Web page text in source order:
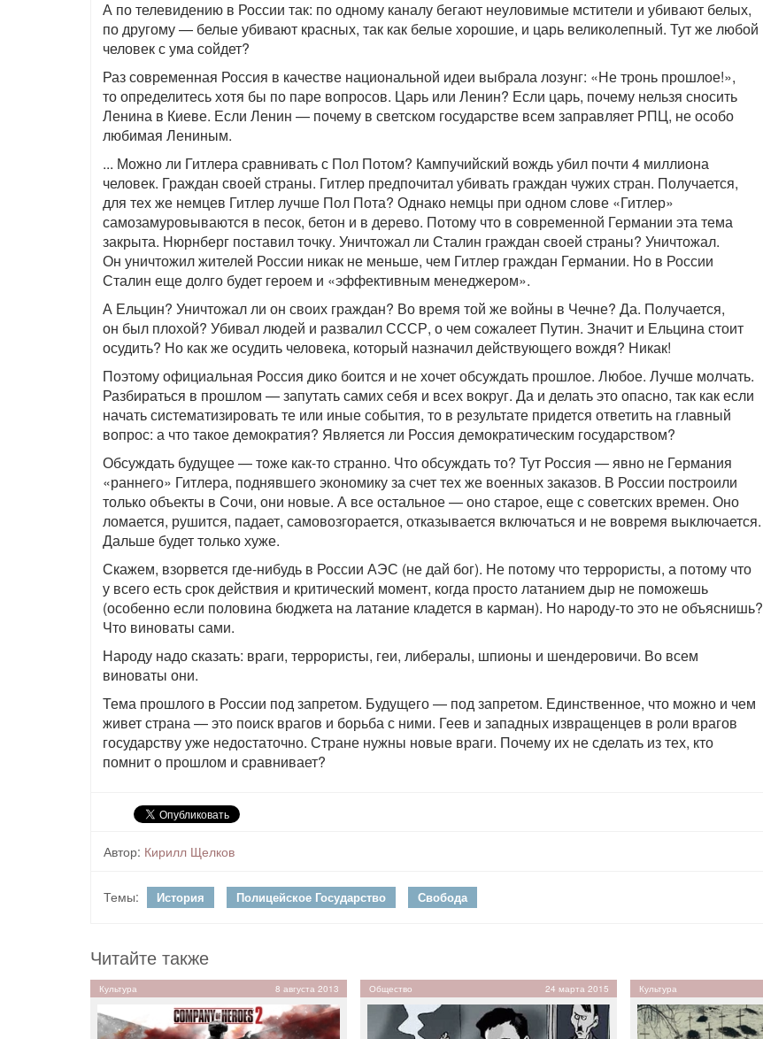
А по телевидению в России так: по одному каналу бегают неуловимые мстители и убивают белых,
по другому — белые убивают красных, так как белые хорошие, и царь великолепный. Тут же любой
человек с ума сойдет?
Раз современная Россия в качестве национальной идеи выбрала лозунг: «Не тронь прошлое!»,
то определитесь хотя бы по паре вопросов. Царь или Ленин? Если царь, почему нельзя сносить
Ленина в Киеве. Если Ленин — почему в светском государстве всем заправляет РПЦ, не особо
любимая Лениным.
... Можно ли Гитлера сравнивать с Пол Потом? Кампучийский вождь убил почти 4 миллиона
человек. Граждан своей страны. Гитлер предпочитал убивать граждан чужих стран. Получается,
для тех же немцев Гитлер лучше Пол Пота? Однако немцы при одном слове «Гитлер»
самозамуровываются в песок, бетон и в дерево. Потому что в современной Германии эта тема
закрыта. Нюрнберг поставил точку. Уничтожал ли Сталин граждан своей страны? Уничтожал.
Он уничтожил жителей России никак не меньше, чем Гитлер граждан Германии. Но в России
Сталин еще долго будет героем и «эффективным менеджером».
А Ельцин? Уничтожал ли он своих граждан? Во время той же войны в Чечне? Да. Получается,
он был плохой? Убивал людей и развалил СССР, о чем сожалеет Путин. Значит и Ельцина стоит
осудить? Но как же осудить человека, который назначил действующего вождя? Никак!
Поэтому официальная Россия дико боится и не хочет обсуждать прошлое. Любое. Лучше молчать.
Разбираться в прошлом — запутать самих себя и всех вокруг. Да и делать это опасно, так как если
начать систематизировать те или иные события, то в результате придется ответить на главный
вопрос: а что такое демократия? Является ли Россия демократическим государством?
Обсуждать будущее — тоже как-то странно. Что обсуждать то? Тут Россия — явно не Германия
«раннего» Гитлера, поднявшего экономику за счет тех же военных заказов. В России построили
только объекты в Сочи, они новые. А все остальное — оно старое, еще с советских времен. Оно
ломается, рушится, падает, самовозгорается, отказывается включаться и не вовремя выключается.
Дальше будет только хуже.
Скажем, взорвется где-нибудь в России АЭС (не дай бог). Не потому что террористы, а потому что
у всего есть срок действия и критический момент, когда просто латанием дыр не поможешь
(особенно если половина бюджета на латание кладется в карман). Но народу-то это не объяснишь?
Что виноваты сами.
Народу надо сказать: враги, террористы, геи, либералы, шпионы и шендеровичи. Во всем
виноваты они.
Тема прошлого в России под запретом. Будущего — под запретом. Единственное, что можно и чем
живет страна — это поиск врагов и борьба с ними. Геев и западных извращенцев в роли врагов
государству уже недостаточно. Стране нужны новые враги. Почему их не сделать из тех, кто
помнит о прошлом и сравнивает?
Автор: Кирилл Щелков
Темы: История Полицейское Государство Свобода
Читайте также
Культура 8 августа 2013 Общество 24 марта 2015 Культура